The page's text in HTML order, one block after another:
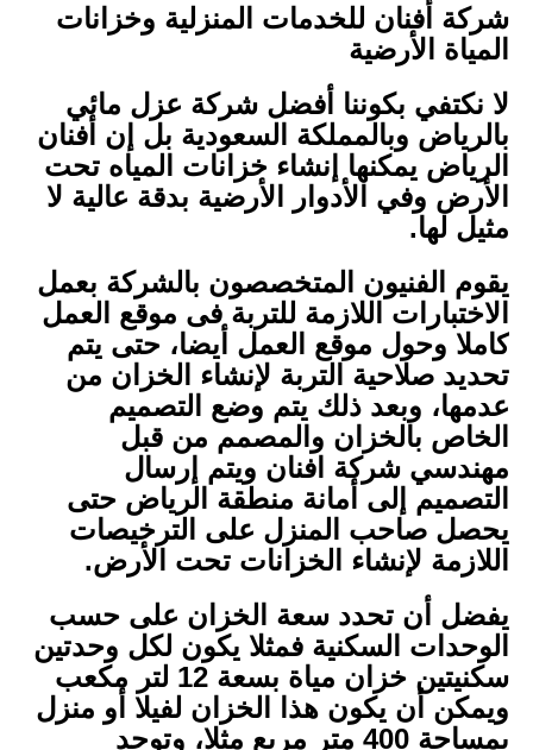
شركة أفنان للخدمات المنزلية وخزانات
المياة الأرضية
لا نكتفي بكوننا أفضل شركة عزل مائي
بالرياض وبالمملكة السعودية بل إن أفنان
الرياض يمكنها إنشاء خزانات المياه تحت
الأرض وفي الأدوار الأرضية بدقة عالية لا
مثيل لها.
يقوم الفنيون المتخصصون بالشركة بعمل
الاختبارات اللازمة للتربة فى موقع العمل
كاملا وحول موقع العمل أيضا، حتى يتم
تحديد صلاحية التربة لإنشاء الخزان من
عدمها، وبعد ذلك يتم وضع التصميم
الخاص بالخزان والمصمم من قبل
مهندسي شركة افنان ويتم إرسال
التصميم إلى أمانة منطقة الرياض حتى
يحصل صاحب المنزل على الترخيصات
اللازمة لإنشاء الخزانات تحت الأرض.
يفضل أن تحدد سعة الخزان على حسب
الوحدات السكنية فمثلا يكون لكل وحدتين
سكنيتين خزان مياة بسعة 12 لتر مكعب
ويمكن أن يكون هذا الخزان لفيلا أو منزل
بمساحة 400 متر مربع مثلا، وتوجد